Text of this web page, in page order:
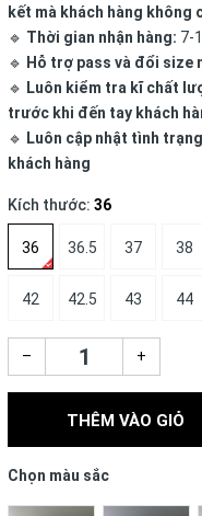
kết mà khách hàng không
🔹 Thời gian nhận hàng: 7-
🔹 Hỗ trợ pass và đổi size
🔹 Luôn kiểm tra kĩ chất
trước khi đến tay khách
🔹 Luôn cập nhật tình
khách hàng
Kích thước: 36
36 36.5 37 38
42 42.5 43 44
– +
THÊM VÀO GIỎ
Chọn màu sắc